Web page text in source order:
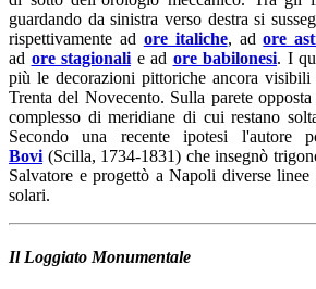
guardando da sinistra verso destra si
rispettivamente ad ore italiche, adore
ad ore stagionali e ad ore babilonesi. I
più le decorazioni pittoriche ancora
Trenta del Novecento. Sulla parete
complesso di meridiane di cui restano
Secondo una recente ipotesi l'autore
Bovi (Scilla, 1734-1831) che insegnò
Salvatore e progettò a Napoli diverse
solari.
Il Loggiato Monumentale